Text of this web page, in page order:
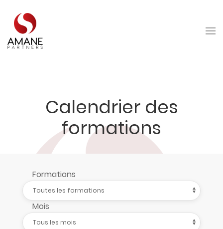
Calendrier des
formations
Formations
Mois